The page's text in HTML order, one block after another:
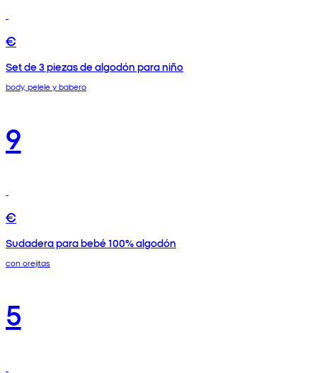
€
Set de 3 piezas de algodón para niño
body, pelele y babero
9
€
Sudadera para bebé 100% algodón
con orejitas
5